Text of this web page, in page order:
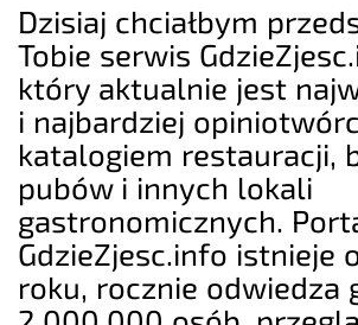
Dzisiaj chciałbym
Tobie serwis
który aktualnie jest
i najbardziej
katalogiem restauracji,
pubów i innych lokali
gastronomicznych.
GdzieZjesc.info istnieje
roku, rocznie odwiedza